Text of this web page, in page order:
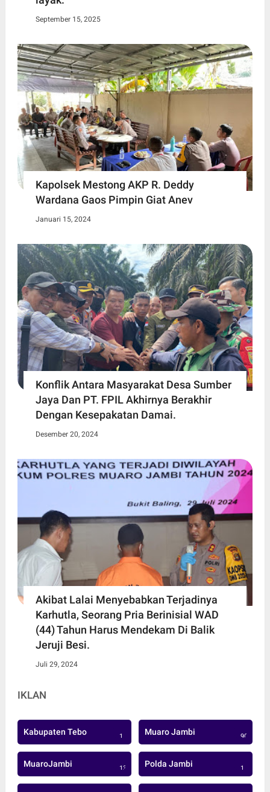
September 15, 2025
Kapolsek Mestong AKP R. Deddy
Wardana Gaos Pimpin Giat Anev
Januari 15, 2024
Konflik Antara Masyarakat Desa Sumber
Jaya Dan PT. FPIL Akhirnya Berakhir
Dengan Kesepakatan Damai.
Desember 20, 2024
Akibat Lalai Menyebabkan Terjadinya
Karhutla, Seorang Pria Berinisial WAD
(44) Tahun Harus Mendekam Di Balik
Jeruji Besi.
Juli 29, 2024
IKLAN
Kabupaten Tebo 1 Muaro Jambi 906
MuaroJambi 137 Polda Jambi 1